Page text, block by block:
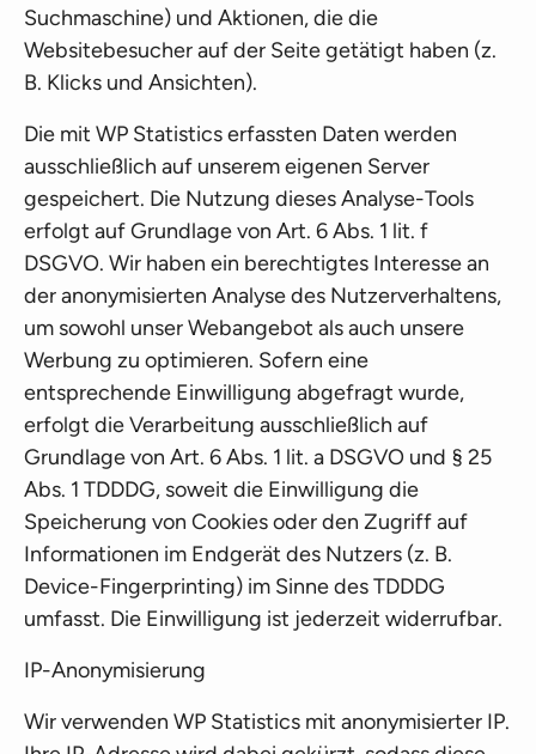
Suchmaschine) und Aktionen, die die
Websitebesucher auf der Seite getätigt haben (z.
B. Klicks und Ansichten).
Die mit WP Statistics erfassten Daten werden
ausschließlich auf unserem eigenen Server
gespeichert. Die Nutzung dieses Analyse-Tools
erfolgt auf Grundlage von Art. 6 Abs. 1 lit. f
DSGVO. Wir haben ein berechtigtes Interesse an
der anonymisierten Analyse des Nutzerverhaltens,
um sowohl unser Webangebot als auch unsere
Werbung zu optimieren. Sofern eine
entsprechende Einwilligung abgefragt wurde,
erfolgt die Verarbeitung ausschließlich auf
Grundlage von Art. 6 Abs. 1 lit. a DSGVO und § 25
Abs. 1 TDDDG, soweit die Einwilligung die
Speicherung von Cookies oder den Zugriff auf
Informationen im Endgerät des Nutzers (z. B.
Device-Fingerprinting) im Sinne des TDDDG
umfasst. Die Einwilligung ist jederzeit widerrufbar.
IP-Anonymisierung
Wir verwenden WP Statistics mit anonymisierter IP.